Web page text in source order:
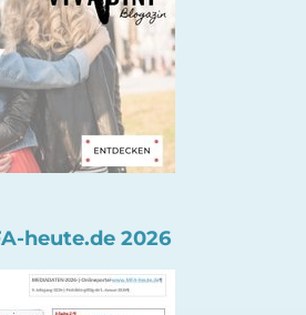
heute.de 2026